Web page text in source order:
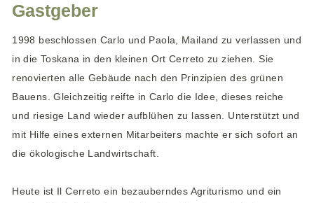
Gastgeber
1998 beschlossen Carlo und Paola, Mailand zu verlassen und
in die Toskana in den kleinen Ort Cerreto zu ziehen. Sie
renovierten alle Gebäude nach den Prinzipien des grünen
Bauens. Gleichzeitig reifte in Carlo die Idee, dieses reiche
und riesige Land wieder aufblühen zu lassen. Unterstützt und
mit Hilfe eines externen Mitarbeiters machte er sich sofort an
die ökologische Landwirtschaft.
Heute ist Il Cerreto ein bezauberndes Agriturismo und ein